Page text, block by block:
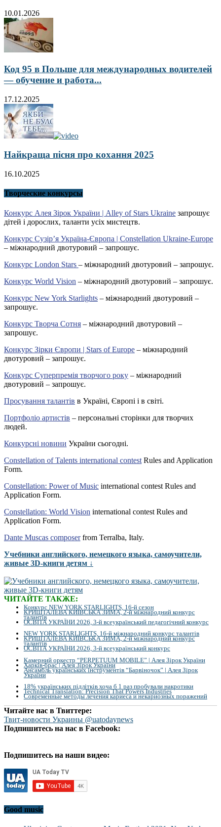
10.01.2026
Код 95 в Польше для международных водителей
— обучение и работа...
17.12.2025
Найкраща пісня про кохання 2025
16.10.2025
Творческие конкурсы
Конкурс Алея Зірок України | Alley of Stars Ukraine запрошує
дітей і дорослих, таланти усіх мистецтв.
Конкурс Сузір’я Україна-Європа | Constellation Ukraine-Europe
– міжнародний двотуровий – запрошує.
Конкурс London Stars – міжнародний двотуровий – запрошує.
Конкурс World Vision – міжнародний двотуровий – запрошує.
Конкурс New York Starlights – міжнародний двотуровий –
запрошує.
Конкурс Творча Сотня – міжнародний двотуровий –
запрошує.
Конкурс Зірки Європи | Stars of Europe – міжнародний
двотуровий – запрошує.
Конкурс Суперпремія творчого року – міжнародний
двотуровий – запрошує.
Просування талантів в Україні, Європі і в світі.
Портфоліо артистів – персональні сторінки для творчих
людей.
Конкурсні новини України сьогодні.
Constellation of Talents international contest Rules and Application
Form.
Constellation: Power of Music international contest Rules and
Application Form.
Constellation: World Vision international contest Rules and
Application Form.
Dante Muscas composerfrom Terralba, Italy.
Учебники английского, немецкого языка, самоучители,
живые 3D-книги детям ↓
ЧИТАЙТЕ ТАКЖЕ:
Конкурс NEW YORK STARLIGHTS, 16-й сезон
КРИШТАЛЕВА КИЇВСЬКА ЗИМА, 2-й міжнародний конкурс
талантів
ОСВІТА УКРАЇНИ 2026, 3-й всеукраїнський педагогічний конкурс
NEW YORK STARLIGHTS, 16-й міжнародний конкурс талантів
КРИШТАЛЕВА КИЇВСЬКА ЗИМА, 2-й міжнародний конкурс
талантів
ОСВІТА УКРАЇНИ 2026, 3-й всеукраїнський конкурс
Камерний оркестр “PERPETUUM MOBILE” | Алея Зірок України
Харків-брас | Алея Зірок України
Ансамбль українських інструментів “Барвіночок” | Алея Зірок
України
18% українських підлітків хоча б 1 раз пробували накротики
Technical Translation: Precision That Powers Industries
Современные методы лечения кариеса и некариозных поражений
Читайте нас в Твиттере:
Твит-новости Украины @uatodaynews
Подпишитесь на нас в Facebook:
Подпишитесь на наши видео:
Good music